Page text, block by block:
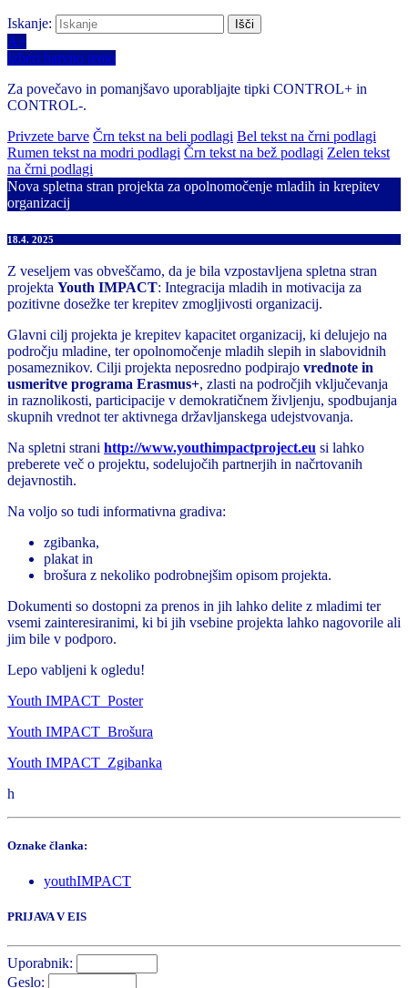
Iskanje:
A+
Izberi barvno temo
Za povečavo in pomanjšavo uporabljajte tipki CONTROL+ in
CONTROL-.
Privzete barve Črn tekst na beli podlagi Bel tekst na črni podlagi
Rumen tekst na modri podlagi Črn tekst na bež podlagi Zelen tekst
na črni podlagi
Nova spletna stran projekta za opolnomočenje mladih in krepitev
organizacij
18.4. 2025
Z veseljem vas obveščamo, da je bila vzpostavljena spletna stran
projekta Youth IMPACT: Integracija mladih in motivacija za
pozitivne dosežke ter krepitev zmogljivosti organizacij.
Glavni cilj projekta je krepitev kapacitet organizacij, ki delujejo na
področju mladine, ter opolnomočenje mladih slepih in slabovidnih
posameznikov. Cilji projekta neposredno podpirajo vrednote in
usmeritve programa Erasmus+, zlasti na področjih vključevanja
in raznolikosti, participacije v demokratičnem življenju, spodbujanja
skupnih vrednot ter aktivnega državljanskega udejstvovanja.
Na spletni strani http://www.youthimpactproject.eu si lahko
preberete več o projektu, sodelujočih partnerjih in načrtovanih
dejavnostih.
Na voljo so tudi informativna gradiva:
zgibanka,
plakat in
brošura z nekoliko podrobnejšim opisom projekta.
Dokumenti so dostopni za prenos in jih lahko delite z mladimi ter
vsemi zainteresiranimi, ki bi jih vsebine projekta lahko nagovorile ali
jim bile v podporo.
Lepo vabljeni k ogledu!
Youth IMPACT_Poster
Youth IMPACT_Brošura
Youth IMPACT_Zgibanka
h
Oznake članka:
youthIMPACT
PRIJAVA V EIS
Uporabnik:
Geslo: